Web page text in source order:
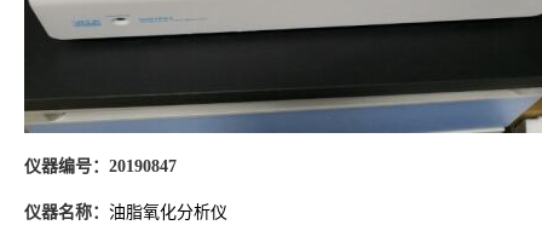
仪器编号： 20190847
仪器名称： 油脂氧化分析仪